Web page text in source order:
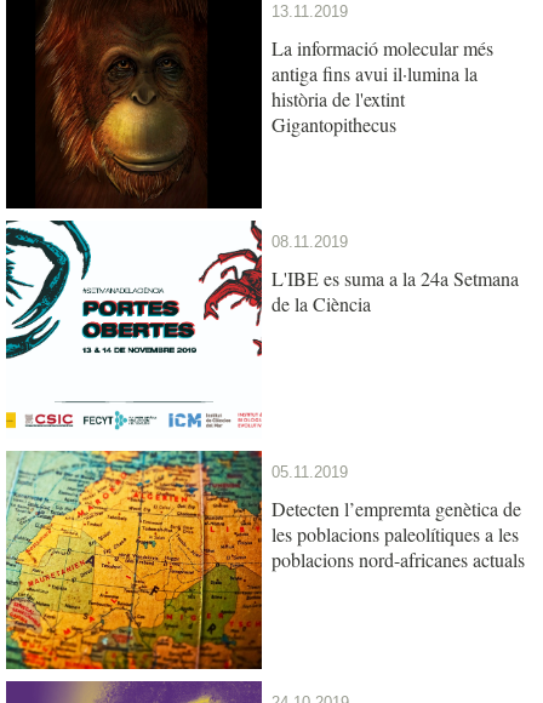
13.11.2019
La informació molecular més
antiga fins avui il·lumina la
història de l'extint
Gigantopithecus
08.11.2019
L'IBE es suma a la 24a Setmana
de la Ciència
05.11.2019
Detecten l’empremta genètica de
les poblacions paleolítiques a les
poblacions nord-africanes actuals